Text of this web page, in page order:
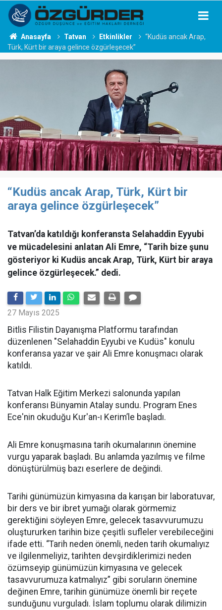
Anasayfa Tatvan Etkinlikler
“Kudüs ancak Arap,
Türk, Kürt bir araya gelince özgürleşecek”
“Kudüs ancak Arap, Türk, Kürt bir
araya gelince özgürleşecek”
Tatvan’da katıldığı konferansta Selahaddin Eyyubi
ve mücadelesini anlatan Ali Emre, “Tarih bize şunu
gösteriyor ki Kudüs ancak Arap, Türk, Kürt bir araya
gelince özgürleşecek.” dedi.
27 Mayıs 2025
Bitlis Filistin Dayanışma Platformu tarafından
düzenlenen "Selahaddin Eyyubi ve Kudüs" konulu
konferansa yazar ve şair Ali Emre konuşmacı olarak
katıldı.
Tatvan Halk Eğitim Merkezi salonunda yapılan
konferansı Bünyamin Atalay sundu. Program Enes
Ece'nin okuduğu Kur'an-ı Kerim’le başladı.
Ali Emre konuşmasına tarih okumalarının önemine
vurgu yaparak başladı. Bu anlamda yazılmış ve filme
dönüştürülmüş bazı eserlere de değindi.
Tarihi günümüzün kimyasına da karışan bir laboratuvar,
bir ders ve bir ibret yumağı olarak görmemiz
gerektiğini söyleyen Emre, gelecek tasavvurumuzu
oluştururken tarihin bize çeşitli sufleler verebileceğini
ifade etti. “Tarih neden önemli, neden tarih okumalıyız
ve ilgilenmeliyiz, tarihten devşirdiklerimizi neden
özümseyip günümüzün kimyasına ve gelecek
tasavvurumuza katmalıyız” gibi soruların önemine
değinen Emre, tarihin günümüze önemli bir reçete
sunduğunu vurguladı. İslam toplumu olarak dilimizin